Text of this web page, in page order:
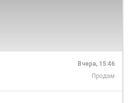
Вчера, 15:46
Продам